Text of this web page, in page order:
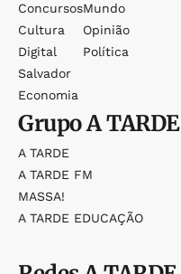
Concursos
Cultura
Digital
Salvador
Economia
Mundo
Opinião
Política
GrupoA TARDE
A TARDE
A TARDE FM
MASSA!
A TARDE EDUCAÇÃO